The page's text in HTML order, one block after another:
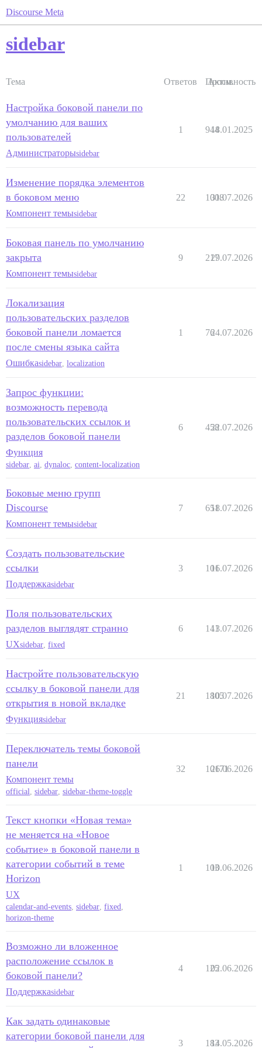
Discourse Meta
sidebar
Тема Ответов Просм.
Активность
Настройка боковой панели по
умолчанию для ваших
пользователей
Администраторыsidebar
1 944
18.01.2025
Изменение порядка элементов
в боковом меню
Компонент темыsidebar
22 1008
31.07.2026
Боковая панель по умолчанию
закрыта
Компонент темыsidebar
9 217
29.07.2026
Локализация
пользовательских разделов
боковой панели ломается
после смены языка сайта
Ошибкаsidebar localization
1 7624.07.2026
Запрос функции:
возможность перевода
пользовательских ссылок и
разделов боковой панели
Функция
sidebar, ai, dynaloc, content-localization
6 458
22.07.2026
Боковые меню групп
Discourse
Компонент темыsidebar
7 651
18.07.2026
Создать пользовательские
ссылки
Поддержкаsidebar
3 101
16.07.2026
Поля пользовательских
разделов выглядят странно
UXsidebar fixed
6 141
13.07.2026
Настройте пользовательскую
ссылку в боковой панели для
открытия в новой вкладке
Функцияsidebar
21 1805
10.07.2026
Переключатель темы боковой
панели
Компонент темы
official, sidebar, sidebar-theme-toggle
32 10171
26.06.2026
Текст кнопки «Новая тема»
не меняется на «Новое
событие» в боковой панели в
категории событий в теме
Horizon
UX
calendar-and-events, sidebar, fixed,
horizon-theme
1 103
10.06.2026
Возможно ли вложенное
расположение ссылок в
боковой панели?
Поддержкаsidebar
4 125
02.06.2026
Как задать одинаковые
категории боковой панели для
3 183
14.05.2026